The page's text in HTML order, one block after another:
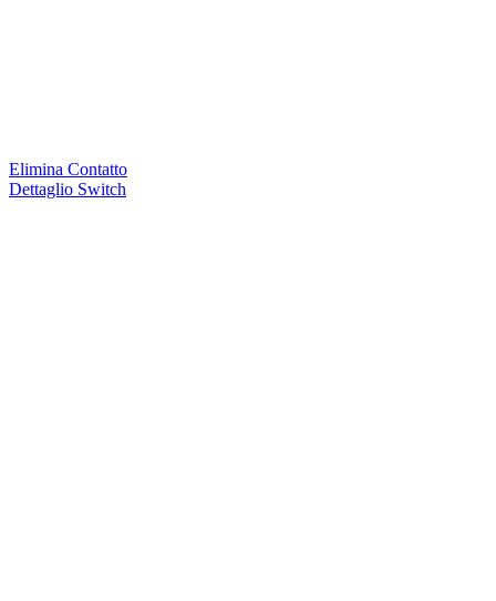
Elimina Contatto
Dettaglio Switch